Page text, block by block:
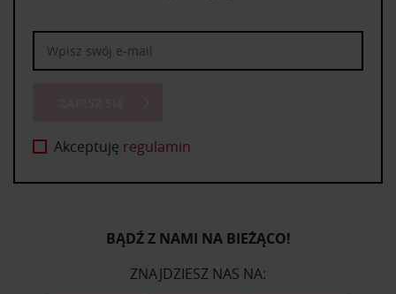
Akceptuję regulamin
BĄDŹ Z NAMI NA BIEŻĄCO!
ZNAJDZIESZ NAS NA: